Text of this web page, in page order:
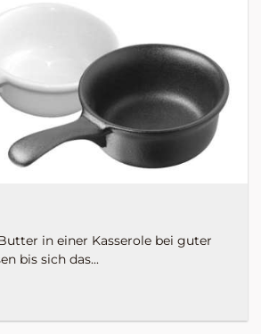
in einer Kasserole bei guter
bis sich das...